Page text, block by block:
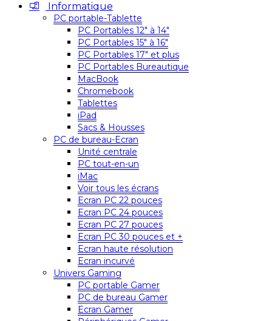
Informatique
PC portable-Tablette
PC Portables 12″ à 14″
PC Portables 15″ à 16″
PC Portables 17″ et plus
PC Portables Bureautique
MacBook
Chromebook
Tablettes
iPad
Sacs & Housses
PC de bureau-Ecran
Unité centrale
PC tout-en-un
iMac
Voir tous les écrans
Ecran PC 22 pouces
Ecran PC 24 pouces
Ecran PC 27 pouces
Ecran PC 30 pouces et +
Ecran haute résolution
Ecran incurvé
Univers Gaming
PC portable Gamer
PC de bureau Gamer
Ecran Gamer